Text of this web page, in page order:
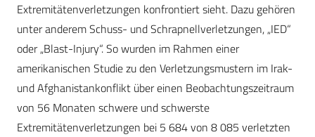
Extremitätenverletzungen konfrontiert sieht. Dazu gehören
unter anderem Schuss- und Schrapnellverletzungen, „IED“
oder „Blast-Injury“. So wurden im Rahmen einer
amerikanischen Studie zu den Verletzungsmustern im Irak-
und Afghanistankonflikt über einen Beobachtungszeitraum
von 56 Monaten schwere und schwerste
Extremitätenverletzungen bei 5 684 von 8 085 verletzten